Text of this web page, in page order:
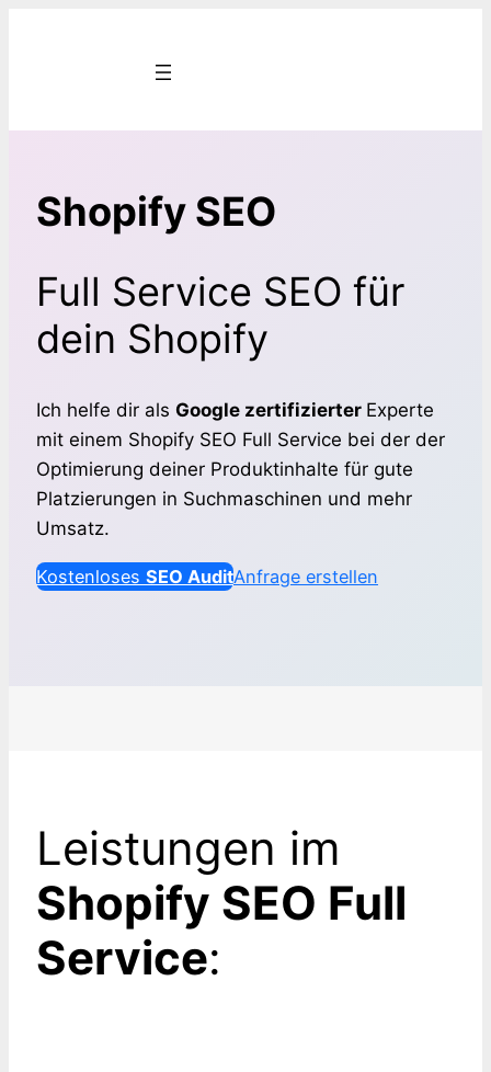
Shopify SEO
Full Service SEO für
dein Shopify
Ich helfe dir als Google zertifizierter Experte
mit einem Shopify SEO Full Service bei der der
Optimierung deiner Produktinhalte für gute
Platzierungen in Suchmaschinen und mehr
Umsatz.
Kostenloses SEO AuditAnfrage erstellen
Leistungen im
Shopify SEO Full
Service: